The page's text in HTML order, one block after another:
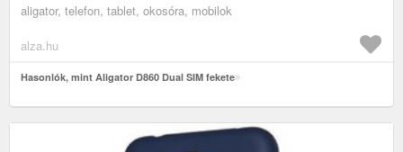
aligator, telefon, tablet, okosóra, mobilok
alza.hu
Hasonlók, mint Aligator D860 Dual SIM fekete